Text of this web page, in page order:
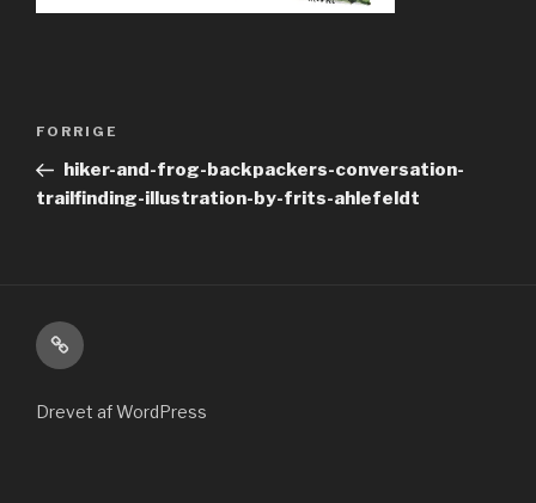
Forrige
indlæg
FORRIGE
hiker-and-frog-backpackers-conversation-
trailfinding-illustration-by-frits-ahlefeldt
Kontakt
Drevet af WordPress